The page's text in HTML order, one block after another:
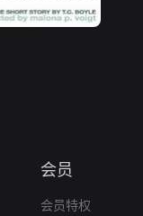
会员
会员特权